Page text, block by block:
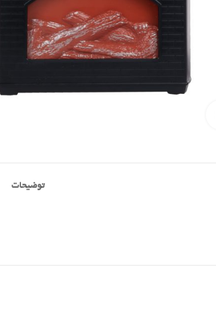
توضیحات